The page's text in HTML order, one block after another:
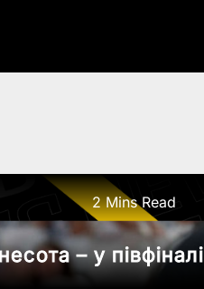
2 Mins Read
– у півфіналі